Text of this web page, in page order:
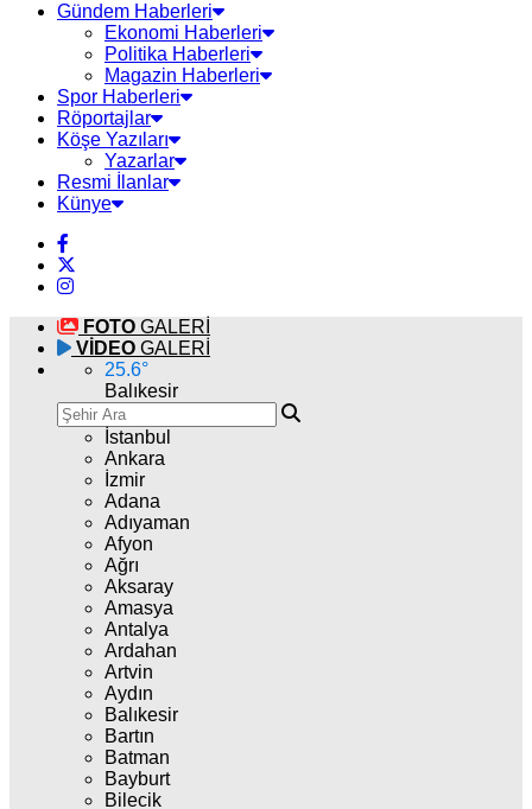
Gündem Haberleri
Ekonomi Haberleri
Politika Haberleri
Magazin Haberleri
Spor Haberleri
Röportajlar
Köşe Yazıları
Yazarlar
Resmi İlanlar
Künye
FOTO GALERİ
VİDEO GALERİ
25.6°
Balıkesir
İstanbul
Ankara
İzmir
Adana
Adıyaman
Afyon
Ağrı
Aksaray
Amasya
Antalya
Ardahan
Artvin
Aydın
Balıkesir
Bartın
Batman
Bayburt
Bilecik